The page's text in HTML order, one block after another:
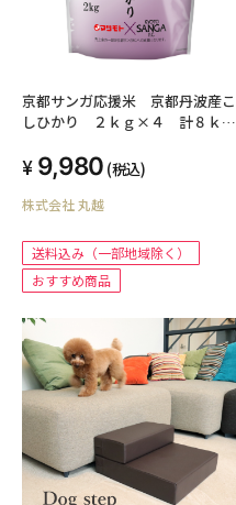
京都サンガ応援米 京都丹波産こ
しひかり ２ｋｇ×４ 計８ｋｇ
9,980 (税込)
株式会社 丸越
送料込み（一部地域除く）
おすすめ商品